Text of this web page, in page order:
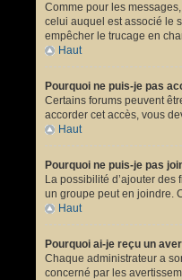
Comme pour les
celui auquel est associé le
empêcher le trucage en
Haut
Pourquoi ne puis-je pas
Certains forums peuvent
accorder cet accès, vous
Haut
Pourquoi ne puis-je pas
La possibilité d’ajouter
un groupe peut en joindre.
Haut
Pourquoi ai-je reçu un
Chaque administrateur a
concerné par les